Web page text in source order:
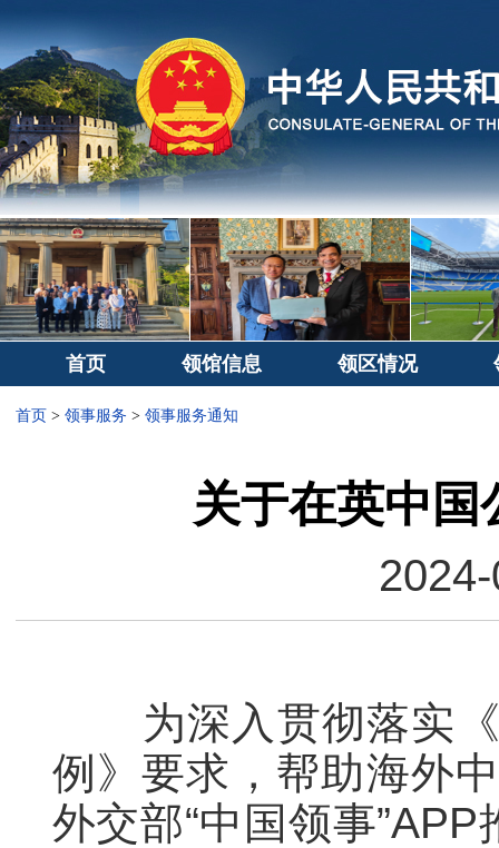
首页 领馆信息 领区情况
首页 > 领事服务 > 领事服务通知
关于在英中国
为深入贯彻落实《
例》要求，帮助海外
外交部“中国领事